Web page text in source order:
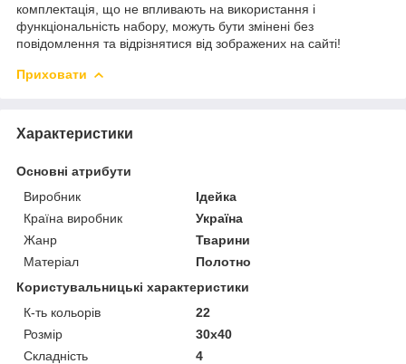
комплектація, що не впливають на використання і
функціональність набору, можуть бути змінені без
повідомлення та відрізнятися від зображених на сайті!
Приховати
Характеристики
Основні атрибути
Виробник
Ідейка
Країна виробник
Україна
Жанр
Тварини
Матеріал
Полотно
Користувальницькі характеристики
К-ть кольорiв
22
Розмір
30x40
Складність
4